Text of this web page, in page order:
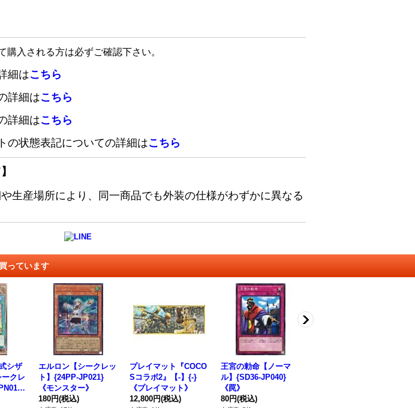
購入される方は必ずご確認下さい。
細はこちら
詳細はこちら
詳細はこちら
の状態表記についての詳細はこちら
生産場所により、同一商品でも外装の仕様がわずかに異なる
っています
シザ
クレ
エルロン【シークレッ
ト】{24PP-JP021}
《モンスター》
180円(税込)
プレイマット『COCO
Sコラボ2』【-】{-}
《プレイマット》
12,800円(税込)
王宮の勅命【ノーマ
ル】{SD36-JP040}
《罠》
80円(税込)